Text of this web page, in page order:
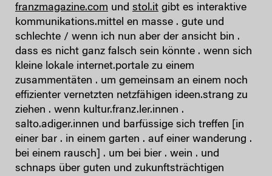
franzmagazine.com und stol.it gibt es interaktive
kommunikations.mittel en masse . gute und
schlechte / wenn ich nun aber der ansicht bin .
dass es nicht ganz falsch sein könnte . wenn sich
kleine lokale internet.portale zu einem
zusammentäten . um gemeinsam an einem noch
effizienter vernetzten netzfähigen ideen.strang zu
ziehen . wenn kultur.franz.ler.innen .
salto.adiger.innen und barfüssige sich treffen [in
einer bar . in einem garten . auf einer wanderung .
bei einem rausch] . um bei bier . wein . und
schnaps über guten und zukunftsträchtigen